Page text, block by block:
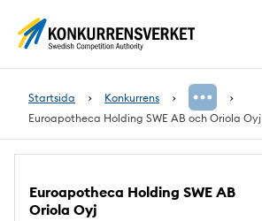
Startsida
Konkurrens
Euroapotheca Holding SWE AB och Oriola Oyj
Euroapotheca Holding SWE AB
Oriola Oyj